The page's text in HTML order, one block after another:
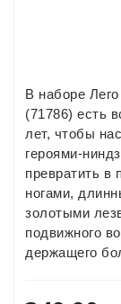
В наборе
(71786) есть
лет, чтобы
героями-
превратить в
ногами,
золотыми
подвижного
держащего